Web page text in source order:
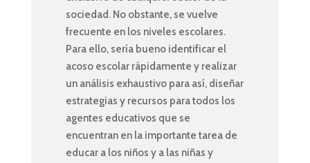
sociedad. No obstante, se vuelve
frecuente en los niveles escolares.
Para ello, sería bueno identificar el
acoso escolar rápidamente y realizar
un análisis exhaustivo para así, diseñar
estrategias y recursos para todos los
agentes educativos que se
encuentran en la importante tarea de
educar a los niños y a las niñas y